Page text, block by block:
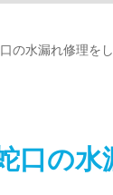
の水漏れ修理を
口の水